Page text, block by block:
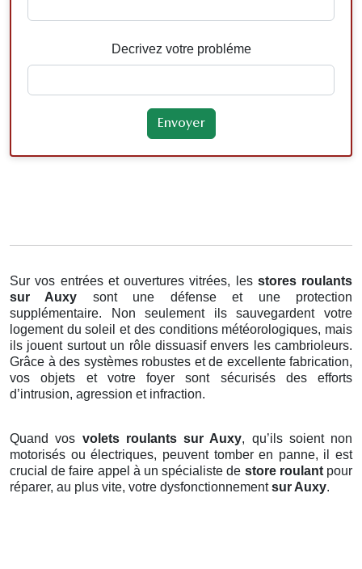
Decrivez votre probléme
Sur vos entrées et ouvertures vitrées, les stores roulants
sur Auxy sont une défense et une protection
supplémentaire. Non seulement ils sauvegardent votre
logement du soleil et des conditions météorologiques, mais
ils jouent surtout un rôle dissuasif envers les cambrioleurs.
Grâce à des systèmes robustes et de excellente fabrication,
vos objets et votre foyer sont sécurisés des efforts
d’intrusion, agression et infraction.
Quand vos volets roulants sur Auxy, qu’ils soient non
motorisés ou électriques, peuvent tomber en panne, il est
crucial de faire appel à un spécialiste de store roulantpour
réparer, au plus vite, votre dysfonctionnementsur Auxy.